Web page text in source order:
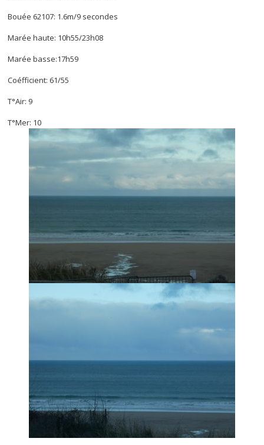
Bouée 62107: 1.6m/9 secondes
Marée haute: 10h55/23h08
Marée basse:17h59
Coéfficient: 61/55
T°Air: 9
T°Mer: 10